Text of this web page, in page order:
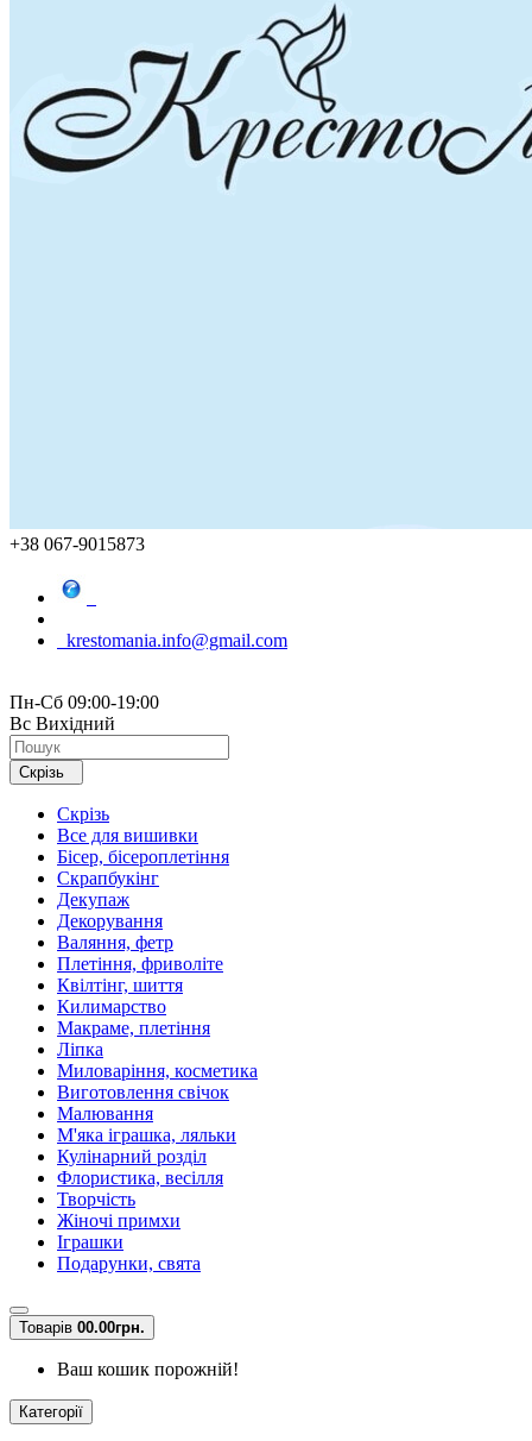
+38 067-9015873
krestomania.info@gmail.com
Пн-Сб 09:00-19:00
Вс Вихідний
Скрізь
Скрізь
Все для вишивки
Бісер, бісероплетіння
Скрапбукінг
Декупаж
Декорування
Валяння, фетр
Плетіння, фриволіте
Квілтінг, шиття
Килимарство
Макраме, плетіння
Ліпка
Миловаріння, косметика
Виготовлення свічок
Малювання
М'яка іграшка, ляльки
Кулінарний розділ
Флористика, весілля
Творчість
Жіночі примхи
Іграшки
Подарунки, свята
Товарів 00.00грн.
Ваш кошик порожній!
Категорії